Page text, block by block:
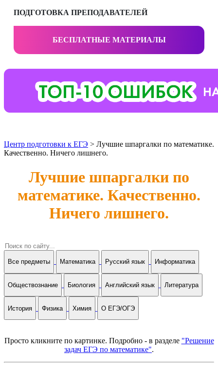
ПОДГОТОВКА ПРЕПОДАВАТЕЛЕЙ
БЕСПЛАТНЫЕ МАТЕРИАЛЫ
Центр подготовки к ЕГЭ > Лучшие шпаргалки по математике.
Качественно. Ничего лишнего.
Лучшие шпаргалки по
математике. Качественно.
Ничего лишнего.
Все предметы Математика Русский язык Информатика
Обществознание Биология Английский язык Литература
История Физика Химия О ЕГЭ/ОГЭ
Просто кликните по картинке. Подробно - в разделе "Решение
задач ЕГЭ по математике".